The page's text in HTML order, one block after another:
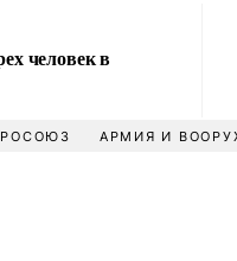
человек в
АРМИЯ И